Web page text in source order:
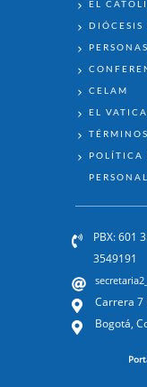
EL
DIÓCESIS
CELAM
EL
POLÍTICA
PBX: 601
3549191
Carrera 7
Bogotá,